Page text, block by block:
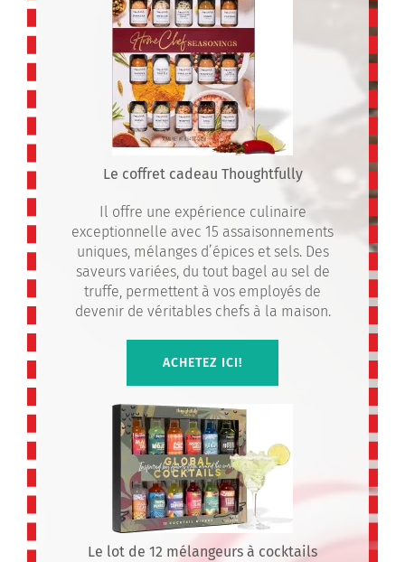
Le coffret cadeau Thoughtfully
Il offre une expérience culinaire
exceptionnelle avec 15 assaisonnements
uniques, mélanges d’épices et sels. Des
saveurs variées, du tout bagel au sel de
truffe, permettent à vos employés de
devenir de véritables chefs à la maison.
ACHETEZ ICI!
Le lot de 12 mélangeurs à cocktails